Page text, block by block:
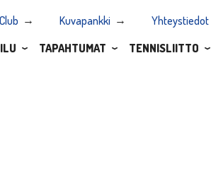
Kuvapankki Yhteystiedot
TAPAHTUMAT TENNISLIITTO